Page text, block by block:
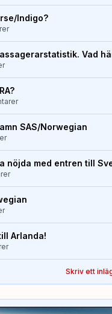
Indigo?
Vad
SAS/Norwegian
nöjda med entren till
Arlanda!
Skriv ett